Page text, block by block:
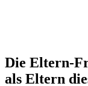
Die Eltern-
als Eltern